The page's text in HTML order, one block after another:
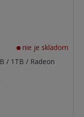
nie je skladom
/ 1TB / Radeon